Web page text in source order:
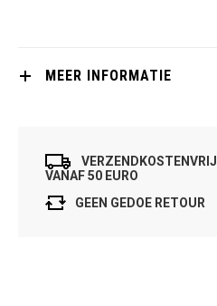
MEER INFORMATIE
VERZENDKOSTENVRIJ
VANAF 50 EURO
GEEN GEDOE RETOUR